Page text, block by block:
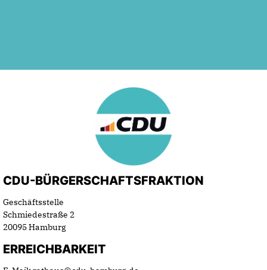
CDU-BÜRGERSCHAFTSFRAKTION
Geschäftsstelle
Schmiedestraße 2
20095 Hamburg
ERREICHBARKEIT